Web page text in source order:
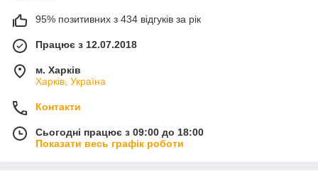
95% позитивних з 434 відгуків за рік
Працює з 12.07.2018
м. Харків
Харків, Україна
Контакти
Сьогодні працює з 09:00 до 18:00
Показати весь графік роботи